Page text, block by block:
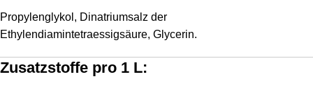
Propylenglykol, Dinatriumsalz der
Ethylendiamintetraessigsäure, Glycerin.
Zusatzstoffe pro 1 L: